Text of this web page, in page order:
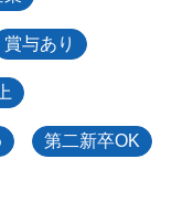
賞与あり
第二新卒OK